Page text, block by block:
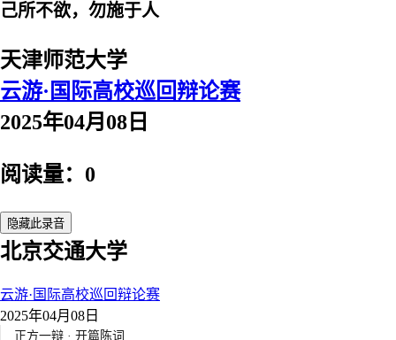
己所不欲，勿施于人
天津师范大学
云游·国际高校巡回辩论赛
2025年04月08日
阅读量：0
隐藏此录音
北京交通大学
云游·国际高校巡回辩论赛
2025年04月08日
正方一辩 · 开篇陈词